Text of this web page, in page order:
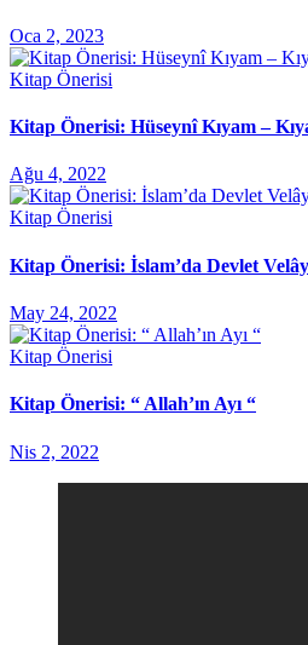
Oca 2, 2023
Kitap Önerisi
Kitap Önerisi: Hüseynî Kıyam –
Ağu 4, 2022
Kitap Önerisi
Kitap Önerisi: İslam’da Devlet
May 24, 2022
Kitap Önerisi
Kitap Önerisi: “ Allah’ın Ayı “
Nis 2, 2022